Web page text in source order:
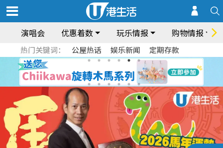
演唱会 优惠着数 玩乐情报 购物情报
热门关键词： 公屋热话 娱乐新闻 定期存款